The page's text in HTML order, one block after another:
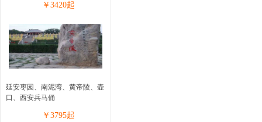
￥ 3420起
延安枣园、南泥湾、黄帝陵、壶
口、西安兵马俑
￥ 3795起